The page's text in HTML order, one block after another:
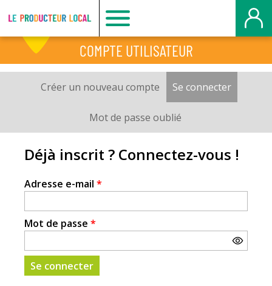
Producteur
local
-
Saint
COMPTE UTILISATEUR
OngletsCréer un nouveau compte Se connecter(onglet
Mot de passe oublié
Déjà inscrit ? Connectez-vous !
Adresse e-mail *
Mot de passe *